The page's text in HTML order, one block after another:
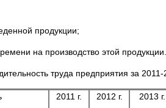
продукции;
на производство этой продукции.
труда предприятия за 2011-
2011 г. 2012 г. 2013 г.